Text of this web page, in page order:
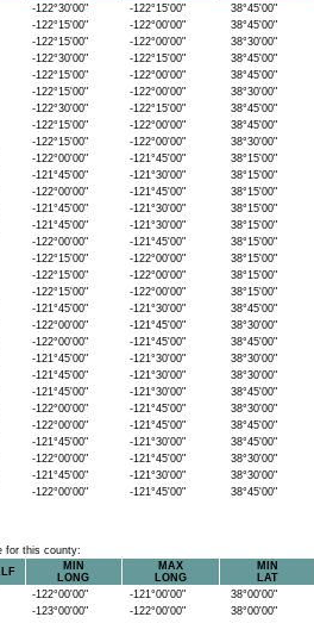
-122°30'00" -122°15'00" 38°45'00"
-122°15'00" -122°00'00" 38°45'00"
-122°15'00" -122°00'00" 38°30'00"
-122°30'00" -122°15'00" 38°45'00"
-122°15'00" -122°00'00" 38°45'00"
-122°15'00" -122°00'00" 38°30'00"
-122°30'00" -122°15'00" 38°45'00"
-122°15'00" -122°00'00" 38°45'00"
-122°15'00" -122°00'00" 38°30'00"
-122°00'00" -121°45'00" 38°15'00"
-121°45'00" -121°30'00" 38°15'00"
-122°00'00" -121°45'00" 38°15'00"
-121°45'00" -121°30'00" 38°15'00"
-121°45'00" -121°30'00" 38°15'00"
-122°00'00" -121°45'00" 38°15'00"
-122°15'00" -122°00'00" 38°15'00"
-122°15'00" -122°00'00" 38°15'00"
-122°15'00" -122°00'00" 38°15'00"
-121°45'00" -121°30'00" 38°45'00"
-122°00'00" -121°45'00" 38°30'00"
-122°00'00" -121°45'00" 38°45'00"
-121°45'00" -121°30'00" 38°30'00"
-121°45'00" -121°30'00" 38°30'00"
-121°45'00" -121°30'00" 38°45'00"
-122°00'00" -121°45'00" 38°30'00"
-122°00'00" -121°45'00" 38°45'00"
-121°45'00" -121°30'00" 38°45'00"
-122°00'00" -121°45'00" 38°30'00"
-121°45'00" -121°30'00" 38°30'00"
-122°00'00" -121°45'00" 38°45'00"
for this county:
MIN
LONG
MAX
LONG
MIN
LAT
-122°00'00" -121°00'00" 38°00'00"
-123°00'00" -122°00'00" 38°00'00"